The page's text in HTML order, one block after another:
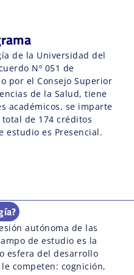
de la Universidad del
Nº 051 de
por el Consejo Superior
de la Salud, tiene
académicos, se imparte
de 174 créditos
estudio es Presencial.
autónoma de las
de estudio es la
esfera del desarrollo
competen: cognición,